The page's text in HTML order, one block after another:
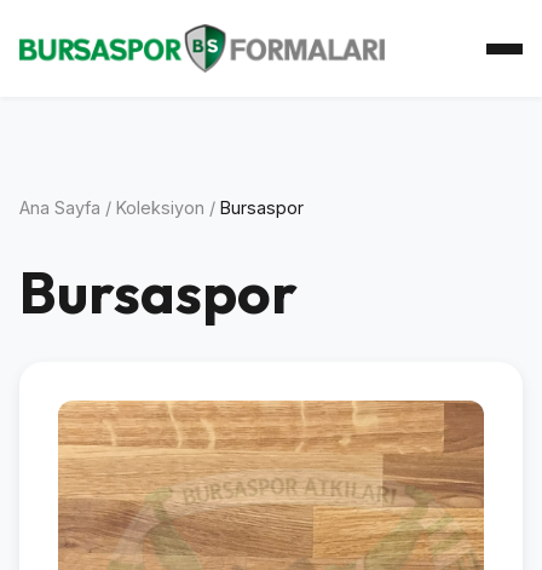
Koleksiyon
Ana Sayfa / Koleksiyon / Bursaspor
Bursaspor